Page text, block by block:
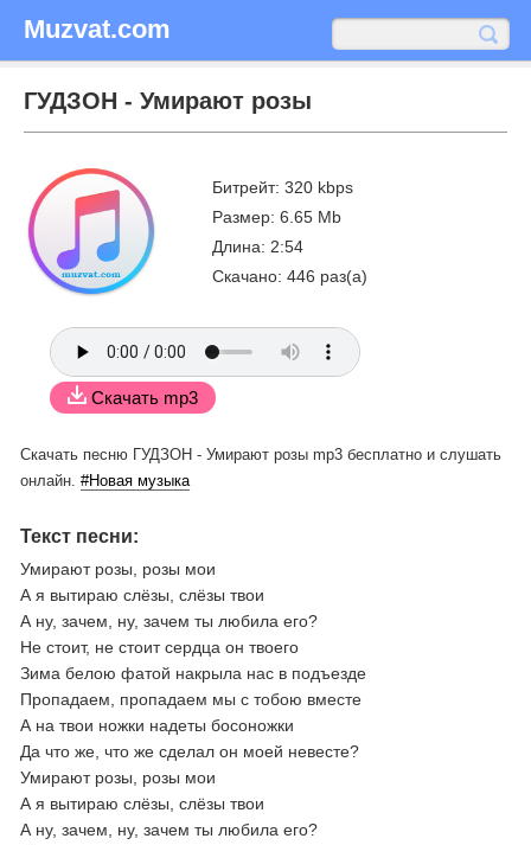
Muzvat.com
ГУДЗОН - Умирают розы
Битрейт: 320 kbps
Размер: 6.65 Mb
Длина: 2:54
Скачано: 446 раз(а)
Скачать mp3
Скачать песню ГУДЗОН - Умирают розы mp3 бесплатно и слушать
онлайн. #Новая музыка
Текст песни:
Умирают розы, розы мои
А я вытираю слёзы, слёзы твои
А ну, зачем, ну, зачем ты любила его?
Не стоит, не стоит сердца он твоего
Зима белою фатой накрыла нас в подъезде
Пропадаем, пропадаем мы с тобою вместе
А на твои ножки надеты босоножки
Да что же, что же сделал он моей невесте?
Умирают розы, розы мои
А я вытираю слёзы, слёзы твои
А ну, зачем, ну, зачем ты любила его?